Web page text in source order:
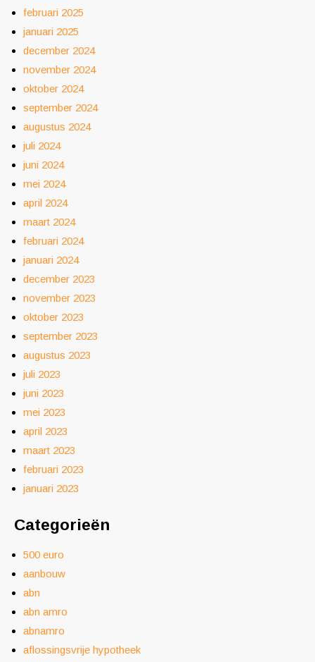
februari 2025
januari 2025
december 2024
november 2024
oktober 2024
september 2024
augustus 2024
juli 2024
juni 2024
mei 2024
april 2024
maart 2024
februari 2024
januari 2024
december 2023
november 2023
oktober 2023
september 2023
augustus 2023
juli 2023
juni 2023
mei 2023
april 2023
maart 2023
februari 2023
januari 2023
Categorieën
500 euro
aanbouw
abn
abn amro
abnamro
aflossingsvrije hypotheek